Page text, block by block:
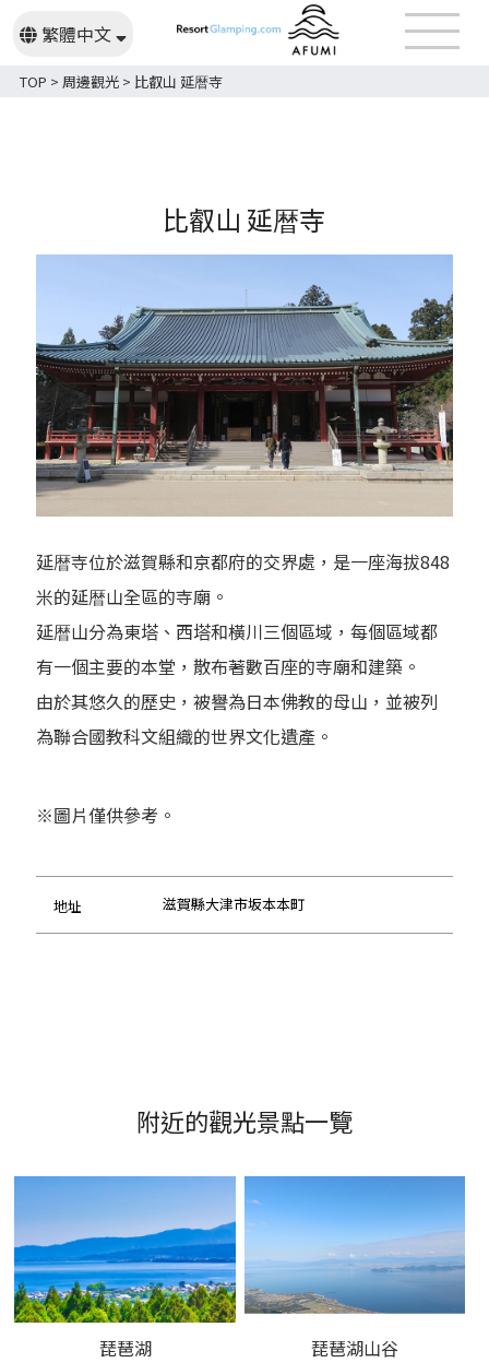
繁體中文
日本語
English
TOP >周邊觀光 > 比叡山 延暦寺
比叡山 延暦寺
延暦寺位於滋賀縣和京都府的交界處，是一座海拔848
米的延暦山全區的寺廟。
延暦山分為東塔、西塔和橫川三個區域，每個區域都
有一個主要的本堂，散布著數百座的寺廟和建築。
由於其悠久的歷史，被譽為日本佛教的母山，並被列
為聯合國教科文組織的世界文化遺產。
※圖片僅供參考。
地址 滋賀縣大津市坂本本町
附近的觀光景點一覽
琵琶湖
琵琶湖山谷